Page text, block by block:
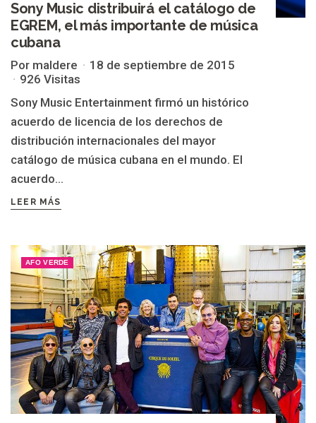
Sony Music distribuirá el catálogo de
EGREM, el más importante de música
cubana
Por maldere
18 de septiembre de 2015
926 Visitas
Sony Music Entertainment firmó un histórico
acuerdo de licencia de los derechos de
distribución internacionales del mayor
catálogo de música cubana en el mundo. El
acuerdo...
LEER MÁS
AFO VERDE